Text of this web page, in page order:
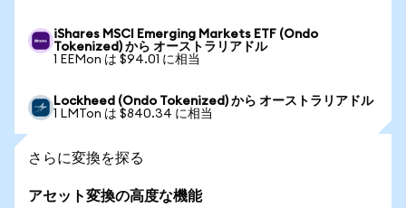
iShares MSCI Emerging Markets ETF (Ondo
Tokenized) から オーストラリアドル
1 EEMon は $94.01 に相当
Lockheed (Ondo Tokenized) から オーストラリアドル
1 LMTon は $840.34 に相当
さらに変換を探る
アセット変換の高度な機能